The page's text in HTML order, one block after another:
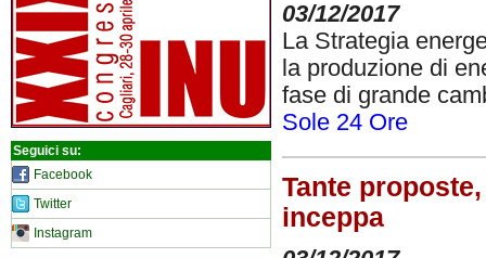
Seguici su:
Facebook
Twitter
Instagram
03/12/2017
La Strategia
la produzione di
fase di grande
Sole 24 Ore
Tante
inceppa